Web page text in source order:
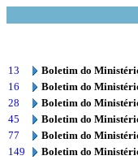
13
Boletim do
16
Boletim do
28
Boletim do
45
Boletim do
77
Boletim do
149
Boletim do